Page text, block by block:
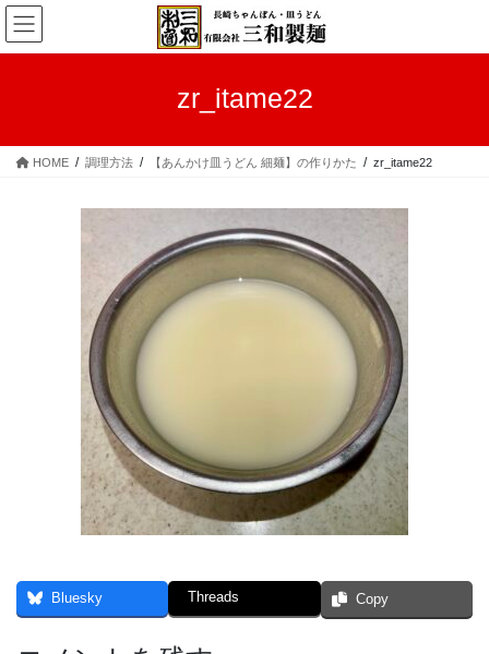
コ
ン
テ
ス
ナ
ビ
ゲ
ン
zr_itame22
HOME 調理方法 【あんかけ皿うどん 細麺】の作りかた zr_itame22
Bluesky Threads Copy